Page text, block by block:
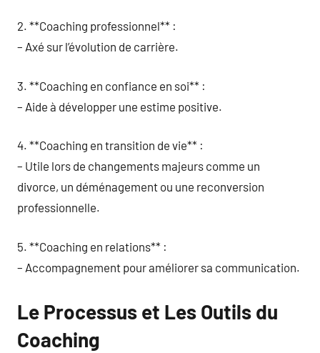
2. **Coaching professionnel** :
– Axé sur l’évolution de carrière.
3. **Coaching en confiance en soi** :
– Aide à développer une estime positive.
4. **Coaching en transition de vie** :
– Utile lors de changements majeurs comme un
divorce, un déménagement ou une reconversion
professionnelle.
5. **Coaching en relations** :
– Accompagnement pour améliorer sa communication.
Le Processus et Les Outils du
Coaching